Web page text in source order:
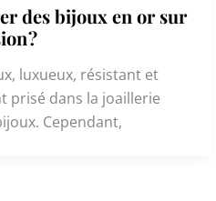
des bijoux en or sur
?
luxueux, résistant et
prisé dans la joaillerie
Cependant,